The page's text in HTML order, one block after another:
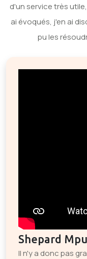
d'un service très
ai évoqués, j'en ai
pu les
Shepard
Il n'y a donc pas